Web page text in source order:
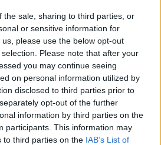
the sale, sharing to third parties, or
or sensitive information for
please use the below opt-out
Please note that after your
you may continue seeing
on personal information utilized by
disclosed to third parties prior to
opt-out of the further
information by third parties on the
participants. This information may
to third parties on the IAB’s List of
Καθαρισμού συμμετείχε
εκπαιδευτική κοινότητα, με
σχολεία, γυμνάσια και
στοιχείο ήταν παιδιά
«Παιδική